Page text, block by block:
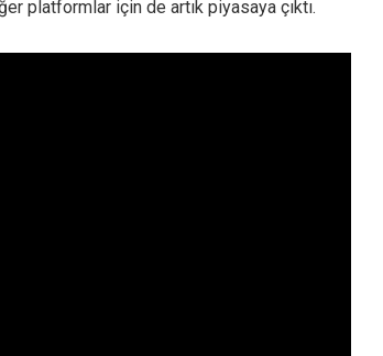
platformlar için de artık piyasaya çıktı.